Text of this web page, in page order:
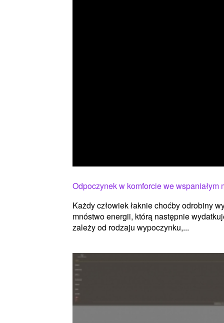
Odpoczynek w komforcie we wspaniałym
Każdy człowiek łaknie choćby odrobiny
mnóstwo energii, którą następnie
zależy od rodzaju wypoczynku,...